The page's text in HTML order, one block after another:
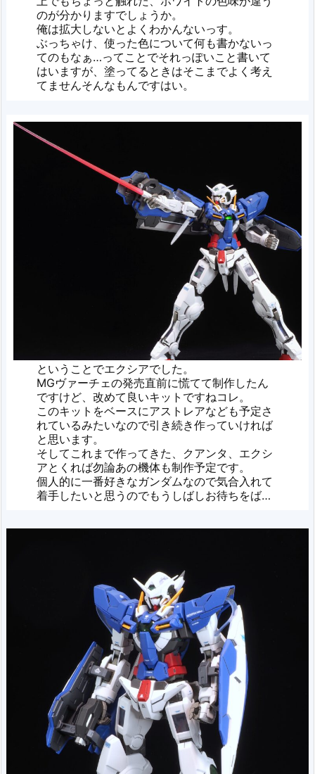
のが分かりますでしょうか。
俺は拡大しないとよくわかんないっす。
ぶっちゃけ、使った色について何も書かないっ
てのもなぁ…ってことでそれっぽいこと書いて
はいますが、塗ってるときはそこまでよく考え
てませんそんなもんですはい。
ということでエクシアでした。
MGヴァーチェの発売直前に慌てて制作したん
ですけど、改めて良いキットですねコレ。
このキットをベースにアストレアなども予定さ
れているみたいなので引き続き作っていければ
と思います。
そしてこれまで作ってきた、クアンタ、エクシ
アとくれば勿論あの機体も制作予定です。
個人的に一番好きなガンダムなので気合入れて
着手したいと思うのでもうしばしお待ちをば…